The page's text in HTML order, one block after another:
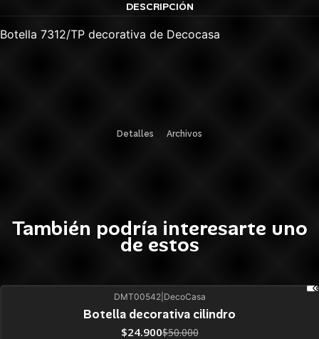
DESCRIPCIÓN
Botella 7312/TP decorativa de Decocasa
Detalles Archivos
También podría interesarte uno
de estos
DMT00542| DecoCasa
Botella decorativa cilindro
$24.900$50.000